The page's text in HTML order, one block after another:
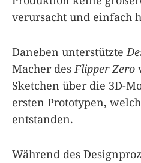
verursacht und einfach
Daneben unterstützte
Macher desFlipper Zero
Sketchen über die 3D-
ersten Prototypen,
entstanden.
Während des